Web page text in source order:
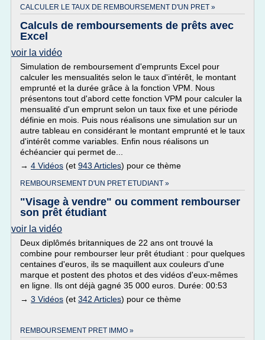
CALCULER LE TAUX DE REMBOURSEMENT D'UN PRET »
Calculs de remboursements de prêts avec
Excel
voir la vidéo
Simulation de remboursement d'emprunts Excel pour
calculer les mensualités selon le taux d'intérêt, le montant
emprunté et la durée grâce à la fonction VPM. Nous
présentons tout d'abord cette fonction VPM pour calculer la
mensualité d'un emprunt selon un taux fixe et une période
définie en mois. Puis nous réalisons une simulation sur un
autre tableau en considérant le montant emprunté et le taux
d'intérêt comme variables. Enfin nous réalisons un
échéancier qui permet de...
→ 4 Vidéos (et 943 Articles) pour ce thème
REMBOURSEMENT D'UN PRET ETUDIANT »
"Visage à vendre" ou comment rembourser
son prêt étudiant
voir la vidéo
Deux diplômés britanniques de 22 ans ont trouvé la
combine pour rembourser leur prêt étudiant : pour quelques
centaines d'euros, ils se maquillent aux couleurs d'une
marque et postent des photos et des vidéos d'eux-mêmes
en ligne. Ils ont déjà gagné 35 000 euros. Durée: 00:53
→ 3 Vidéos (et 342 Articles) pour ce thème
REMBOURSEMENT PRET IMMO »